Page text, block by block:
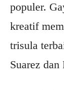
populer.
kreatif
trisula
Suarez